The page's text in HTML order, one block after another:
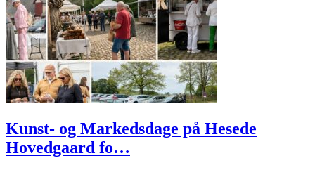
Kunst- og Markedsdage på Hesede
Hovedgaard fo…